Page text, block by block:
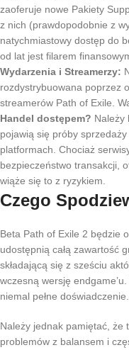
zaoferuje nowe Pakiety
z nich (prawdopodobnie z
natychmiastowy dostęp do
od lat jest filarem
Wydarzenia i Streamerzy:
rozdystrybuowana poprzez
streamerów Path of Exile.
Handel dostępem? Należy
pojawią się próby
platformach. Chociaż
bezpieczeństwo transakcji,
wiąże się to z ryzykiem.
Czego
Beta Path of Exile 2 będzie
udostępnią całą zawartość
składającą się z sześciu
wczesną wersję
niemal pełne doświadczenie.
Należy jednak pamiętać, że
problemów z balansem i